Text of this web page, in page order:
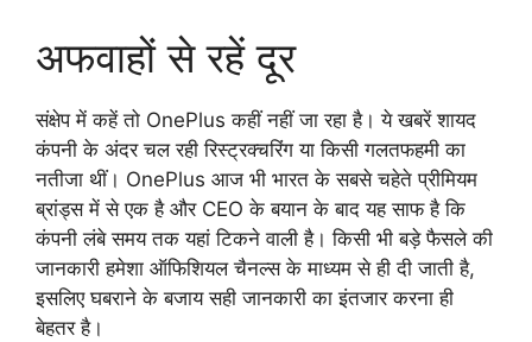
अफवाहों से रहें दूर
संक्षेप में कहें तो OnePlus कहीं नहीं जा रहा है। ये खबरें शायद
कंपनी के अंदर चल रही रिस्ट्रक्चरिंग या किसी गलतफहमी का
नतीजा थीं। OnePlus आज भी भारत के सबसे चहेते प्रीमियम
ब्रांड्स में से एक है और CEO के बयान के बाद यह साफ है कि
कंपनी लंबे समय तक यहां टिकने वाली है। किसी भी बड़े फैसले की
जानकारी हमेशा ऑफिशियल चैनल्स के माध्यम से ही दी जाती है,
इसलिए घबराने के बजाय सही जानकारी का इंतजार करना ही
बेहतर है।